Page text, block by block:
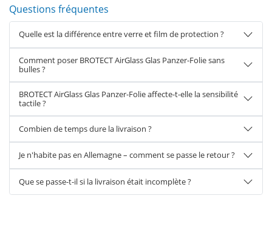
Questions fréquentes
Quelle est la différence entre verre et film de protection ?
Comment poser BROTECT AirGlass Glas Panzer-Folie sans
bulles ?
BROTECT AirGlass Glas Panzer-Folie affecte-t-elle la sensibilité
tactile ?
Combien de temps dure la livraison ?
Je n'habite pas en Allemagne – comment se passe le retour ?
Que se passe-t-il si la livraison était incomplète ?